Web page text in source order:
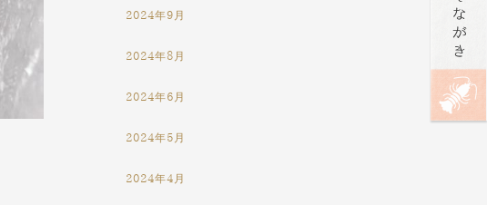
2024年9月
2024年8月
2024年6月
2024年5月
2024年4月